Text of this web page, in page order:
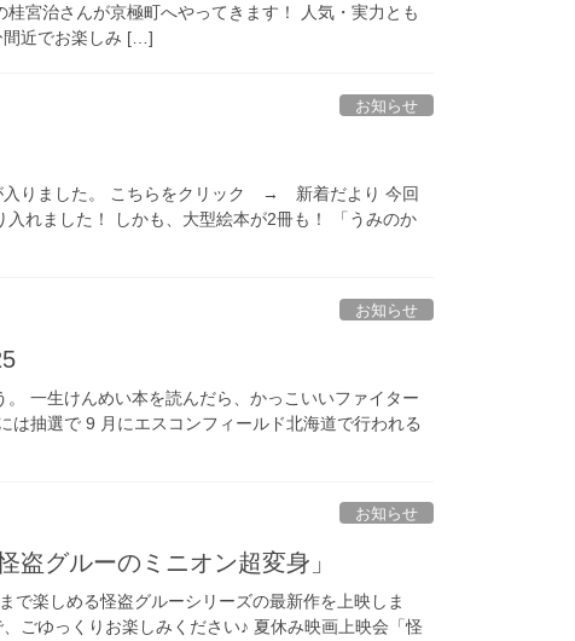
宮治さんが京極町へやってきます！ 人気・実力とも
間近でお楽しみ […]
お知らせ
入りました。 こちらをクリック → 新着だより 今回
れました！ しかも、大型絵本が2冊も！ 「うみのか
お知らせ
一生けんめい本を読んだら、かっこいいファイター
は抽選で 9 月にエスコンフィールド北海道で行われる
お知らせ
盗グルーのミニオン超変身」
で楽しめる怪盗グルーシリーズの最新作を上映しま
ごゆっくりお楽しみください♪ 夏休み映画上映会「怪